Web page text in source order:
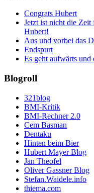
Congrats Hubert
Jetzt ist nicht die
Hubert!
Aus und vorbei das
Endspurt
Es geht aufwärts und
Blogroll
321blog
BMI-Kritik
BMI-Rechner 2.0
Cem Basman
Dentaku
Hinten beim Bier
Hubert Mayer Blog
Jan Theofel
Oliver Gassner Blog
Stefan.Waidele.info
thiema.com